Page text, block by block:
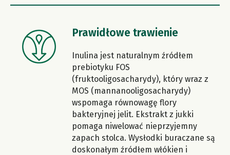
Prawidłowe trawienie
Inulina jest naturalnym źródłem
prebiotyku FOS
(fruktooligosacharydy), który wraz z
MOS (mannanooligosacharydy)
wspomaga równowagę flory
bakteryjnej jelit. Ekstrakt z jukki
pomaga niwelować nieprzyjemny
zapach stolca. Wysłodki buraczane są
doskonałym źródłem włókien i